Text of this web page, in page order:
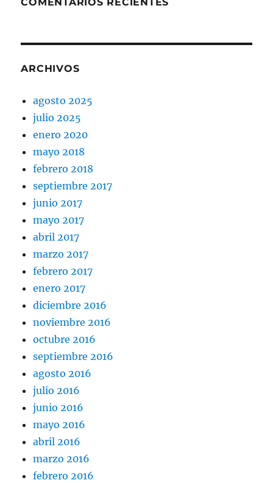
COMENTARIOS RECIENTES
ARCHIVOS
agosto 2025
julio 2025
enero 2020
mayo 2018
febrero 2018
septiembre 2017
junio 2017
mayo 2017
abril 2017
marzo 2017
febrero 2017
enero 2017
diciembre 2016
noviembre 2016
octubre 2016
septiembre 2016
agosto 2016
julio 2016
junio 2016
mayo 2016
abril 2016
marzo 2016
febrero 2016